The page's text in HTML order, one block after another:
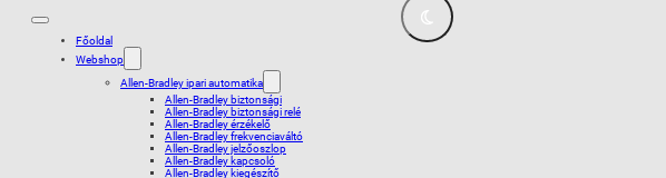
Főoldal
Webshop
Allen-Bradley ipari automatika
Allen-Bradley biztonsági
Allen-Bradley biztonsági relé
Allen-Bradley érzékelő
Allen-Bradley frekvenciaváltó
Allen-Bradley jelzőoszlop
Allen-Bradley kapcsoló
Allen-Bradley kiegészítő